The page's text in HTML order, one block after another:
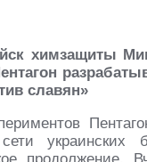
химзащиты
славян»
украинских